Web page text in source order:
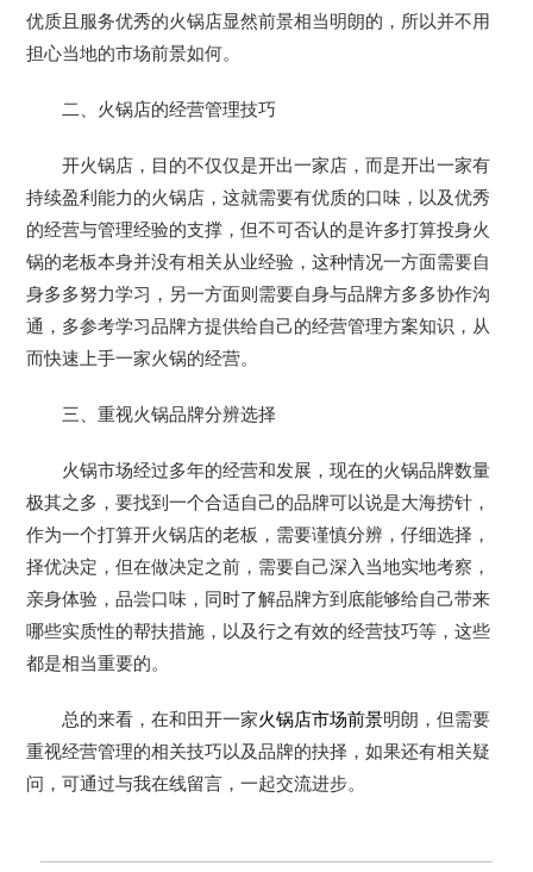
优质且服务优秀的火锅店显然前景相当明朗的，所以并不用
担心当地的市场前景如何。
二、火锅店的经营管理技巧
开火锅店，目的不仅仅是开出一家店，而是开出一家有
持续盈利能力的火锅店，这就需要有优质的口味，以及优秀
的经营与管理经验的支撑，但不可否认的是许多打算投身火
锅的老板本身并没有相关从业经验，这种情况一方面需要自
身多多努力学习，另一方面则需要自身与品牌方多多协作沟
通，多参考学习品牌方提供给自己的经营管理方案知识，从
而快速上手一家火锅的经营。
三、重视火锅品牌分辨选择
火锅市场经过多年的经营和发展，现在的火锅品牌数量
极其之多，要找到一个合适自己的品牌可以说是大海捞针，
作为一个打算开火锅店的老板，需要谨慎分辨，仔细选择，
择优决定，但在做决定之前，需要自己深入当地实地考察，
亲身体验，品尝口味，同时了解品牌方到底能够给自己带来
哪些实质性的帮扶措施，以及行之有效的经营技巧等，这些
都是相当重要的。
总的来看，在和田开一家火锅店市场前景明朗，但需要
重视经营管理的相关技巧以及品牌的抉择，如果还有相关疑
问，可通过与我在线留言，一起交流进步。